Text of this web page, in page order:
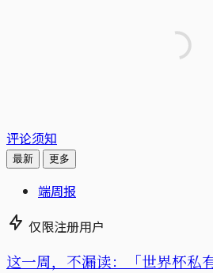
评论须知
最新 更多
端周报
仅限注册用户
这一周，不漏读：「世界杯私